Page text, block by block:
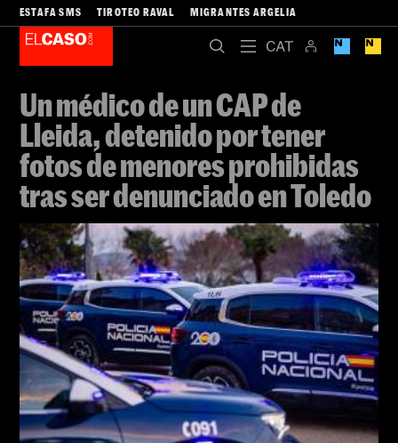
ESTAFA SMS TIROTEO RAVAL MIGRANTES ARGELIA
Un médico de un CAP de
Lleida, detenido por tener
fotos de menores prohibidas
tras ser denunciado en Toledo